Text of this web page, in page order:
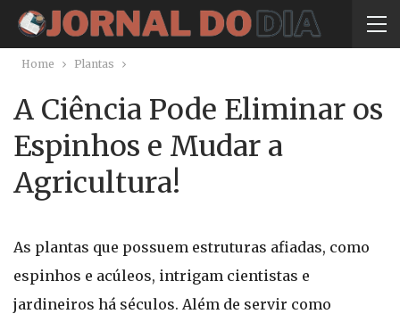
Home Plantas
A Ciência Pode Eliminar os
Espinhos e Mudar a
Agricultura!
As plantas que possuem estruturas afiadas, como
espinhos e acúleos, intrigam cientistas e
jardineiros há séculos. Além de servir como